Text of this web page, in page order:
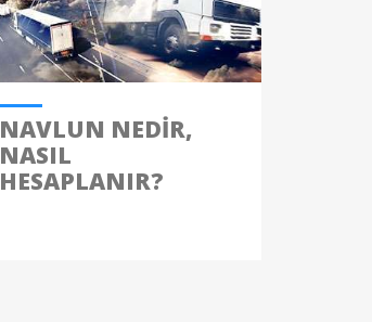
NAVLUN NEDIR,
NASIL
HESAPLANIR?